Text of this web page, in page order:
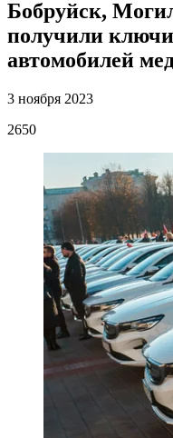
Бобруйск,
получили
автомобилей
3 ноября 2023
2650